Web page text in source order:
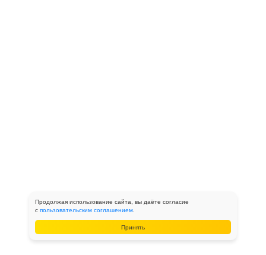
Продолжая использование сайта, вы даёте согласие
с пользовательским соглашением.
Принять